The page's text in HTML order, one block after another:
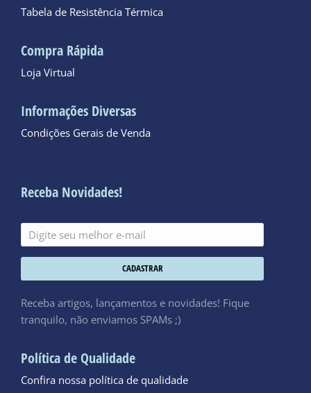
Tabela de Resistência Térmica
Compra Rápida
Loja Virtual
Informações Diversas
Condições Gerais de Venda
Receba Novidades!
CADASTRAR
Receba artigos, lançamentos e novidades! Fique
tranquilo, não enviamos SPAMs ;)
Política de Qualidade
Confira nossa política de qualidade